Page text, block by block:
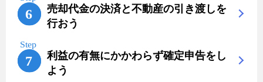
売却代金の決済と不動産の引き渡しを
行おう
利益の有無にかかわらず確定申告をし
よう